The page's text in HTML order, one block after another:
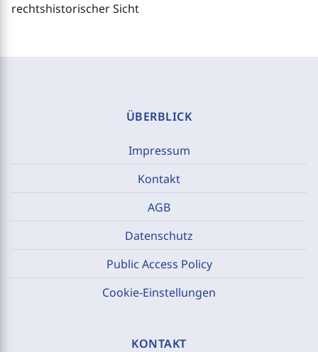
rechtshistorischer Sicht
ÜBERBLICK
Impressum
Kontakt
AGB
Datenschutz
Public Access Policy
Cookie-Einstellungen
KONTAKT